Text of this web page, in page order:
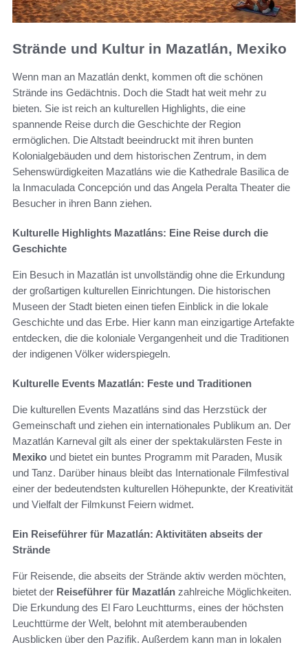
Strände und Kultur in Mazatlán, Mexiko
Wenn man an Mazatlán denkt, kommen oft die schönen
Strände ins Gedächtnis. Doch die Stadt hat weit mehr zu
bieten. Sie ist reich an kulturellen Highlights, die eine
spannende Reise durch die Geschichte der Region
ermöglichen. Die Altstadt beeindruckt mit ihren bunten
Kolonialgebäuden und dem historischen Zentrum, in dem
Sehenswürdigkeiten Mazatláns wie die Kathedrale Basilica de
la Inmaculada Concepción und das Angela Peralta Theater die
Besucher in ihren Bann ziehen.
Kulturelle Highlights Mazatláns: Eine Reise durch die
Geschichte
Ein Besuch in Mazatlán ist unvollständig ohne die Erkundung
der großartigen kulturellen Einrichtungen. Die historischen
Museen der Stadt bieten einen tiefen Einblick in die lokale
Geschichte und das Erbe. Hier kann man einzigartige Artefakte
entdecken, die die koloniale Vergangenheit und die Traditionen
der indigenen Völker widerspiegeln.
Kulturelle Events Mazatlán: Feste und Traditionen
Die kulturellen Events Mazatláns sind das Herzstück der
Gemeinschaft und ziehen ein internationales Publikum an. Der
Mazatlán Karneval gilt als einer der spektakulärsten Feste in
Mexiko und bietet ein buntes Programm mit Paraden, Musik
und Tanz. Darüber hinaus bleibt das Internationale Filmfestival
einer der bedeutendsten kulturellen Höhepunkte, der Kreativität
und Vielfalt der Filmkunst Feiern widmet.
Ein Reiseführer für Mazatlán: Aktivitäten abseits der
Strände
Für Reisende, die abseits der Strände aktiv werden möchten,
bietet der Reiseführer für Mazatlán zahlreiche Möglichkeiten.
Die Erkundung des El Faro Leuchtturms, eines der höchsten
Leuchttürme der Welt, belohnt mit atemberaubenden
Ausblicken über den Pazifik. Außerdem kann man in lokalen